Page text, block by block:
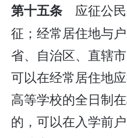
第十五条 应征公
征；经常居住地与
省、自治区、直辖
可以在经常居住地
高等学校的全日制
的，可以在入学前